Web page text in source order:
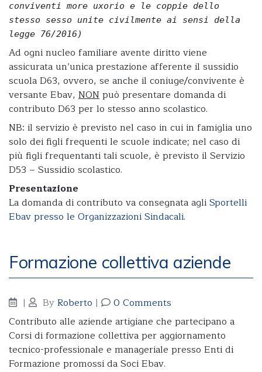
conviventi more uxorio e le coppie dello
stesso sesso unite civilmente ai sensi della
legge 76/2016)
Ad ogni nucleo familiare avente diritto viene
assicurata un’unica prestazione afferente il sussidio
scuola D63, ovvero, se anche il coniuge/convivente è
versante Ebav, NONpuò presentare domanda di
contributo D63 per lo stesso anno scolastico.
NB: il servizio è previsto nel caso in cui in famiglia uno
solo dei figli frequenti le scuole indicate; nel caso di
più figli frequentanti tali scuole, è previsto il Servizio
D53 – Sussidio scolastico.
Presentazione
La domanda di contributo va consegnata agliSportelli
Ebav presso le Organizzazioni Sindacali.
Formazione collettiva aziende
| ByRoberto |
0 Comments
Contributo alle aziende artigiane che partecipano a
Corsi di formazione collettiva per aggiornamento
tecnico-professionale e manageriale presso Enti di
Formazione promossi da Soci Ebav.